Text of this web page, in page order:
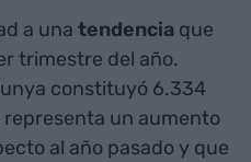
a una tendencia que
trimestre del año.
constituyó 6.334
un aumento
al año pasado y que